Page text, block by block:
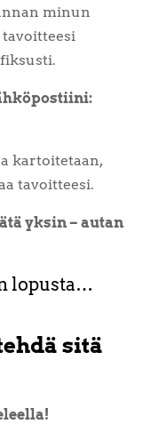
minun
kartoitetaan,
tavoitteesi.
yksin – autan
lopusta…
sitä